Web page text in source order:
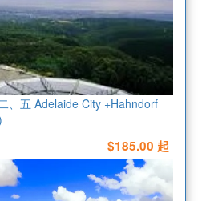
、五 Adelaide City +Hahndorf
$185.00 起